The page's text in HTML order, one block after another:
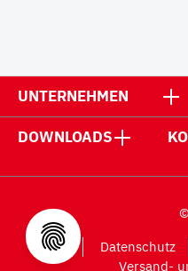
UNTERNEHMEN
DOWNLOADS
AGB
Datenschutz
Versand-